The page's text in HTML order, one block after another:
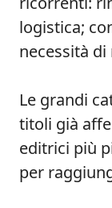
logistica;
necessità
Le grandi
titoli già
editrici più
per